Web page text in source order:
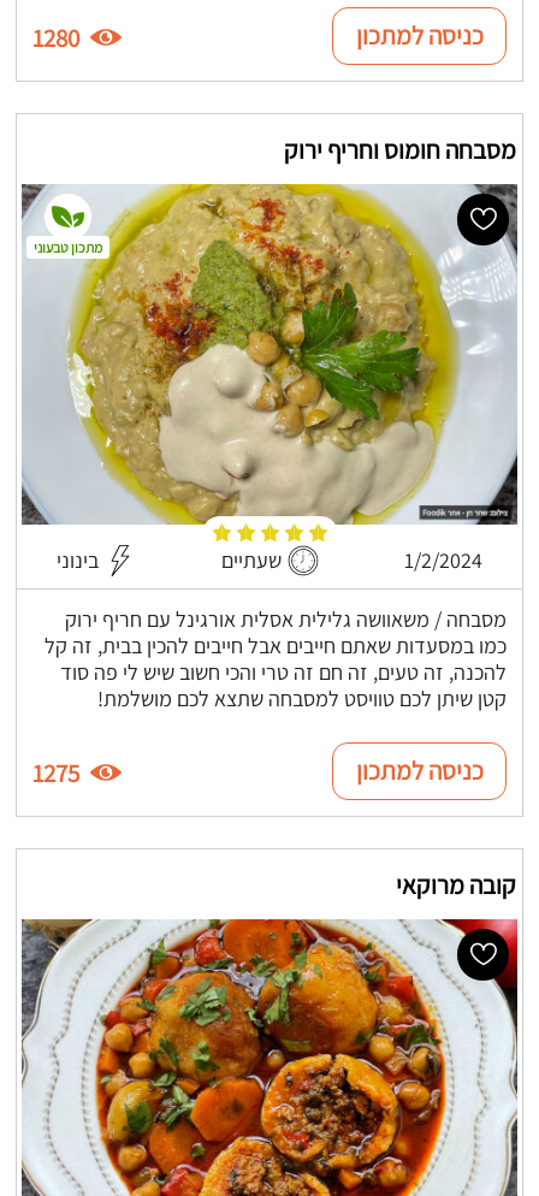
כניסה למתכון 1280
מסבחה חומוס וחריף ירוק
1/2/2024 שעתיים בינוני
מסבחה / משאוושה גלילית אסלית אורגינל עם חריף ירוק
כמו במסעדות שאתם חייבים אבל חייבים להכין בבית, זה קל
להכנה, זה טעים, זה חם זה טרי והכי חשוב שיש לי פה סוד
קטן שיתן לכם טוויסט למסבחה שתצא לכם מושלמת!
מתכון טבעוני
כניסה למתכון 1275
קובה מרוקאי